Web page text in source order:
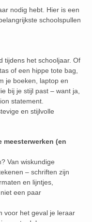
nodig hebt. Hier is een
schoolspullen
tijdens het schooljaar. Of
of een hippe tote bag,
je boeken, laptop en
bij je stijl past – want ja,
statement.
en stijlvolle
(en
Van wiskundige
– schriften zijn
en lijntjes,
een paar
voor het geval je leraar